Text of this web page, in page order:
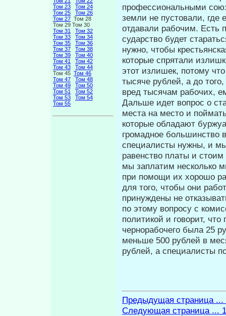
Том 23
Том 24
Том 25
Том 26
Том 27 Том 28
Том 29 Том 30
Том 31
Том 32
Том 33
Том 34
Том 35
Том 36
Том 37
Том 38
Том 39
Том 40
Том 41
Том 42
Том 43
Том 44
Том 45 Том 46
Том 47
Том 48
Том 49
Том 50
Том 51
Том 52
Том 53
Том 54
Том 55
профессиональными
земли не пустовали,
отдавали рабочим. Есть
сударство будет
нужно, чтобы
которые спрята­ли
этот излишек, потому
тысяче рублей, а до
вред тысячам рабочих,
Дальше идет вопрос о
места на место и
которые обладают
громадное большинство
специалисты нужны, и
равенство платы и
мы заплатим несколько
при помощи их хорошо
для того, чтобы они
при­нуждены не
по этому во­просу с
политикой и говорит,
чернорабочего была 25
меньше 500 рублей в
рублей, а специалисты
Предыдущая страница ...
Следующая страница ...